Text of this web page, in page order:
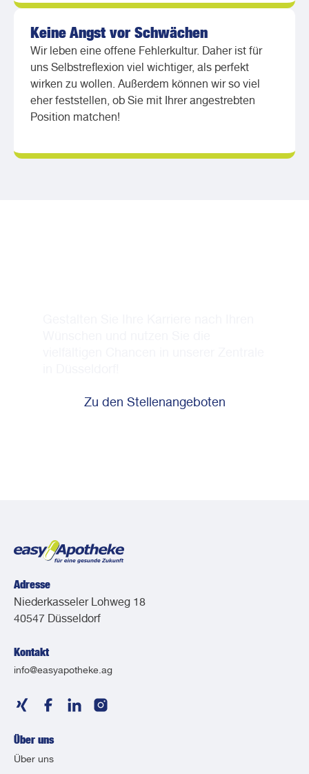
Keine Angst vor Schwächen
Wir leben eine offene Fehlerkultur. Daher ist für
uns Selbstreflexion viel wichtiger, als perfekt
wirken zu wollen. Außerdem können wir so viel
eher feststellen, ob Sie mit Ihrer angestrebten
Position matchen!
Zu den Stellenangeboten
Adresse
Niederkasseler Lohweg 18
40547 Düsseldorf
Kontakt
info@easyapotheke.ag
Über uns
Über uns